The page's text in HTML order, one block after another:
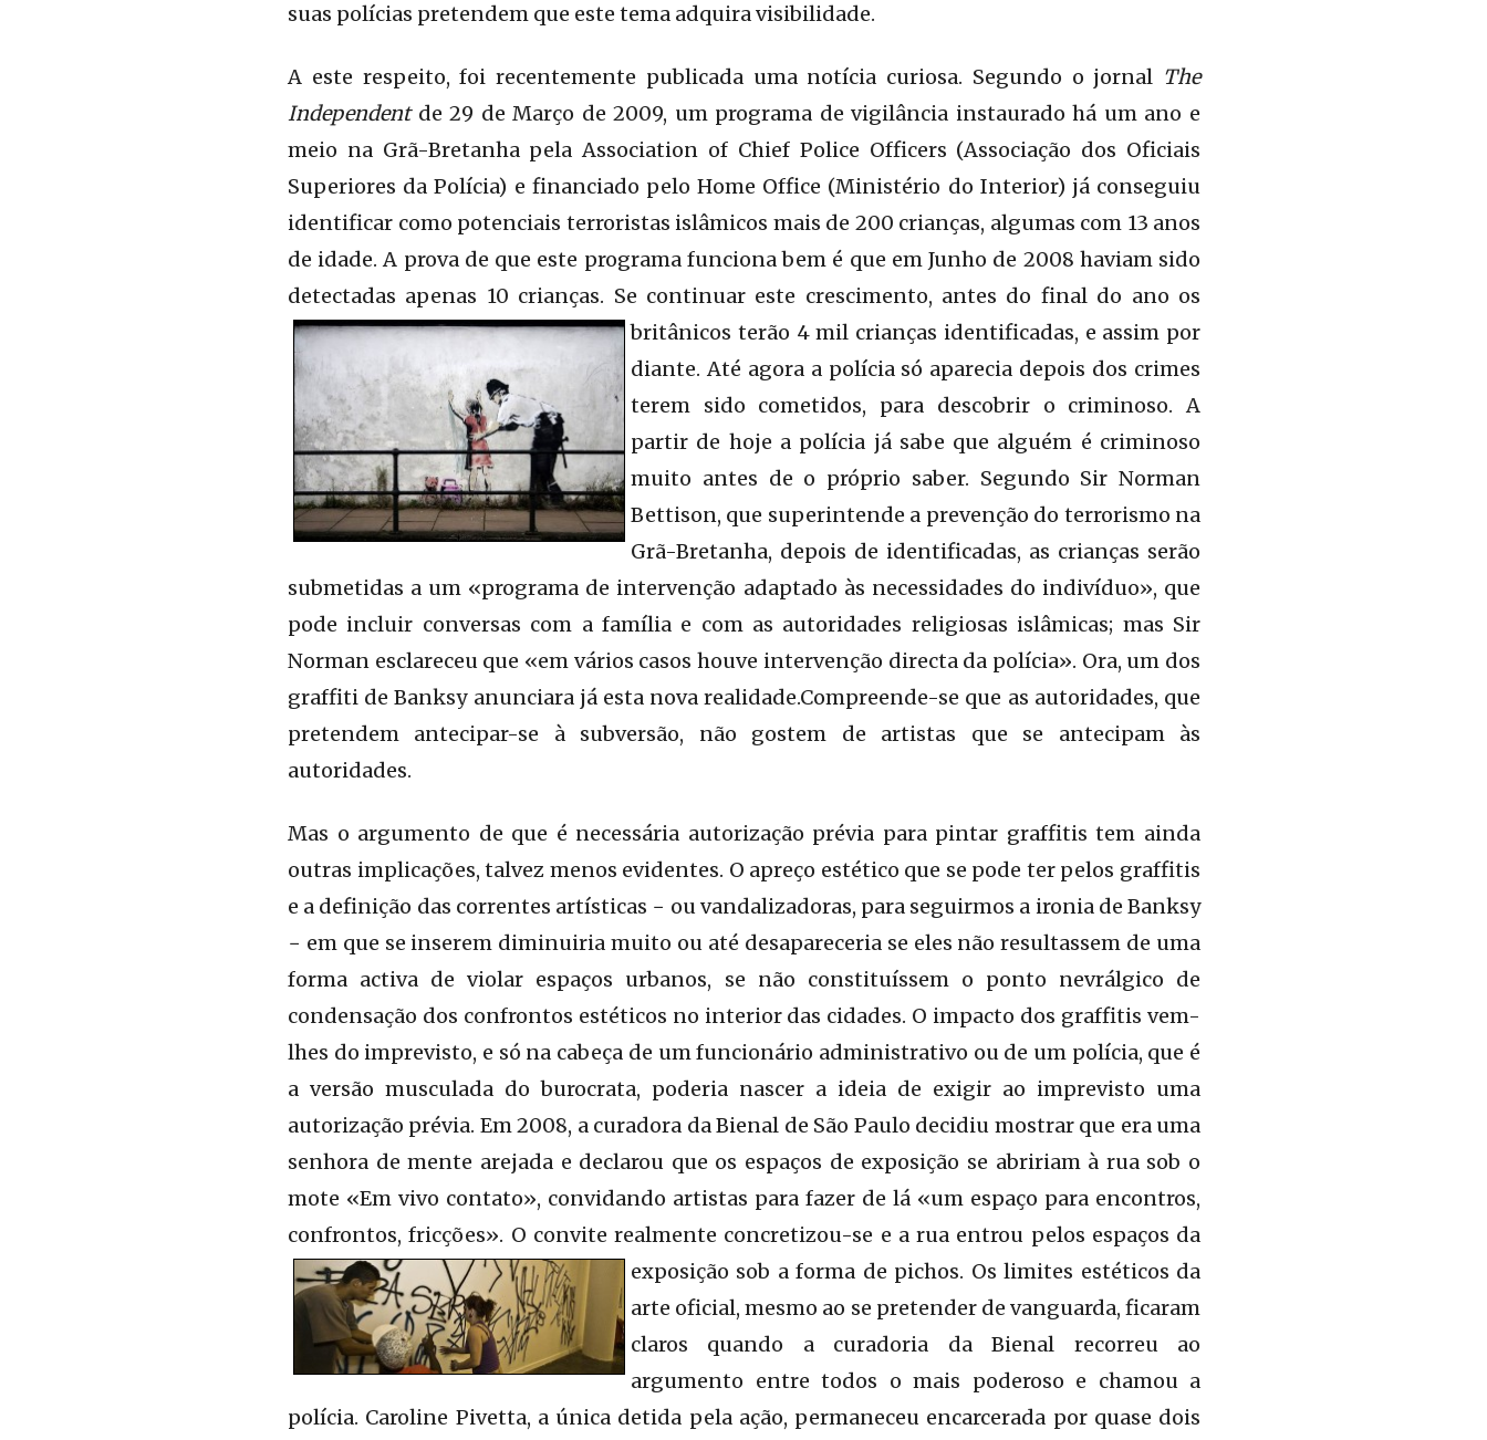
suas polícias pretendem que este tema adquira visibilidade.
A este respeito, foi recentemente publicada uma notícia curiosa. Segundo o jornal The
Independentde 29 de Março de 2009, um programa de vigilância instaurado há um ano e
meio na Grã-Bretanha pela Association of Chief Police Officers (Associação dos Oficiais
Superiores da Polícia) e financiado pelo Home Office (Ministério do Interior) já conseguiu
identificar como potenciais terroristas islâmicos mais de 200 crianças, algumas com 13 anos
de idade. A prova de que este programa funciona bem é que em Junho de 2008 haviam sido
detectadas apenas 10 crianças. Se continuar este crescimento, antes do final do ano os
britânicos terão 4 mil crianças identificadas, e assim por
diante. Até agora a polícia só aparecia depois dos crimes
terem sido cometidos, para descobrir o criminoso. A
partir de hoje a polícia já sabe que alguém é criminoso
muito antes de o próprio saber. Segundo Sir Norman
Bettison, que superintende a prevenção do terrorismo na
Grã-Bretanha, depois de identificadas, as crianças serão
submetidas a um «programa de intervenção adaptado às necessidades do indivíduo», que
pode incluir conversas com a família e com as autoridades religiosas islâmicas; mas Sir
Norman esclareceu que «em vários casos houve intervenção directa da polícia». Ora, um dos
graffiti de Banksy anunciara já esta nova realidade.Compreende-se que as autoridades, que
pretendem antecipar-se à subversão, não gostem de artistas que se antecipam às
autoridades.
Mas o argumento de que é necessária autorização prévia para pintar graffitis tem ainda
outras implicações, talvez menos evidentes. O apreço estético que se pode ter pelos graffitis
e a definição das correntes artísticas − ou vandalizadoras, para seguirmos a ironia de Banksy
− em que se inserem diminuiria muito ou até desapareceria se eles não resultassem de uma
forma activa de violar espaços urbanos, se não constituíssem o ponto nevrálgico de
condensação dos confrontos estéticos no interior das cidades. O impacto dos graffitis vem-
lhes do imprevisto, e só na cabeça de um funcionário administrativo ou de um polícia, que é
a versão musculada do burocrata, poderia nascer a ideia de exigir ao imprevisto uma
autorização prévia. Em 2008, a curadora da Bienal de São Paulo decidiu mostrar que era uma
senhora de mente arejada e declarou que os espaços de exposição se abririam à rua sob o
mote «Em vivo contato», convidando artistas para fazer de lá «um espaço para encontros,
confrontos, fricções». O convite realmente concretizou-se e a rua entrou pelos espaços da
exposição sob a forma de pichos. Os limites estéticos da
arte oficial, mesmo ao se pretender de vanguarda, ficaram
claros quando a curadoria da Bienal recorreu ao
argumento entre todos o mais poderoso e chamou a
polícia. Caroline Pivetta, a única detida pela ação, permaneceu encarcerada por quase dois